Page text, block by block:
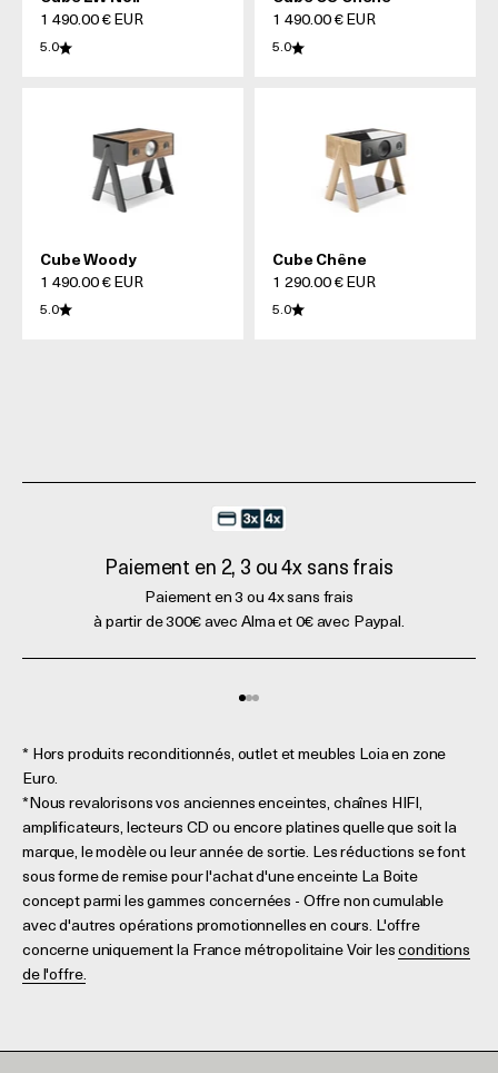
Prix de vente
1 490.00 € EUR
5.0
Prix de vente
1 490.00 € EUR
5.0
Cube Woody
Prix de vente
1 490.00 € EUR
5.0
Cube Chêne
Prix de vente
1 290.00 € EUR
5.0
Paiement en 2, 3 ou 4x sans frais
Paiement en 3 ou 4x sans frais
à partir de 300€ avec Alma et 0€ avec Paypal.
* Hors produits reconditionnés, outlet et meubles Loia en zone
Euro.
*Nous revalorisons vos anciennes enceintes, chaînes HIFI,
amplificateurs, lecteurs CD ou encore platines quelle que soit la
marque, le modèle ou leur année de sortie. Les réductions se font
sous forme de remise pour l'achat d'une enceinte La Boite
concept parmi les gammes concernées - Offre non cumulable
avec d'autres opérations promotionnelles en cours. L'offre
concerne uniquement la France métropolitaine Voir lesconditions
de l'offre.